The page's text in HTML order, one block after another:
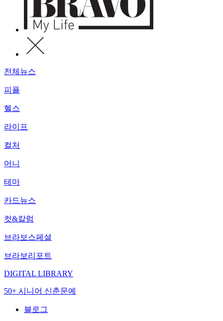
전체뉴스
피플
헬스
라이프
컬처
머니
테마
카드뉴스
컷&칼럼
브라보스페셜
브라보리포트
DIGITAL LIBRARY
50+ 시니어 신춘문예
블로그